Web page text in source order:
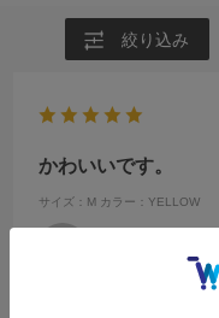
絞り込み
かわいいです。
サイズ：M カラー：YELLOW
20代
ふつう